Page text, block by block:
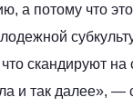
а потому что
скандируют на
и так далее», —